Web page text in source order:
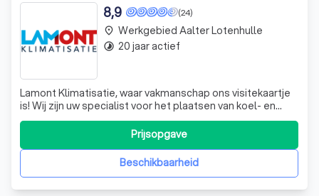
(24)
8,9
Lamont Klimatisatie, waar vakmanschap ons visitekaartje
is! Wij zijn uw specialist voor het plaatsen van koel- en
vriesinstallaties, airconditioning, ventilatie en
warmtepompen. Ook de verhuur en verkoop van koel- en
diepvriesaanhangwagens behoren tot onze
mogelijkheden. Wij zorgen altijd voor uw id
Beschikbaarheid
Prijsopgave
place Werkgebied Aalter Lotenhulle
timelapse 20 jaar actief